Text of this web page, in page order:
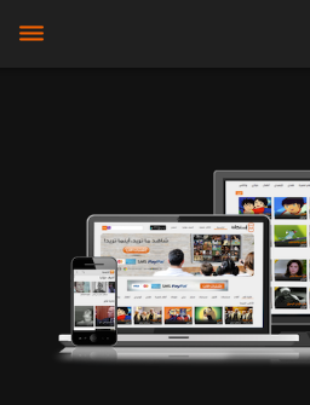
bars